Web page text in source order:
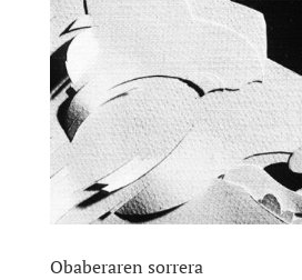
Obaberaren sorrera